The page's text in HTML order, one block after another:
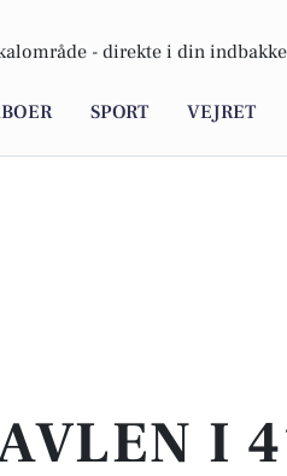
- direkte i din indbakke
SPORT VEJRET
I